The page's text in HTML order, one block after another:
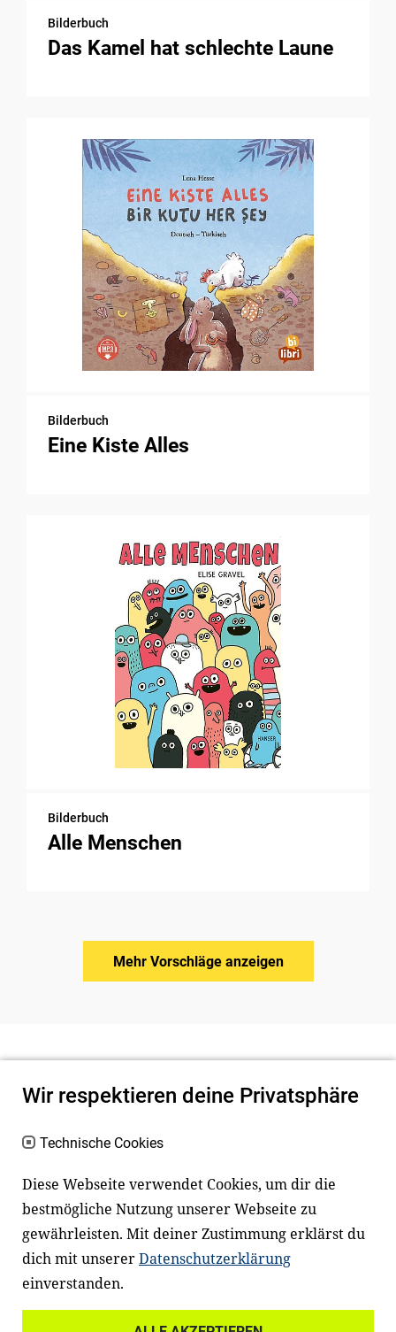
Bilderbuch
Das Kamel hat schlechte Laune
Bilderbuch
Eine Kiste Alles
Bilderbuch
Alle Menschen
Mehr Vorschläge anzeigen
Newsletter
Facebook LinkedIn
Wir respektieren deine Privatsphäre
Technische Cookies
Diese Webseite verwendet Cookies, um dir die
bestmögliche Nutzung unserer Webseite zu
gewährleisten. Mit deiner Zustimmung erklärst du
dich mit unsererDatenschutzerklärung
einverstanden.